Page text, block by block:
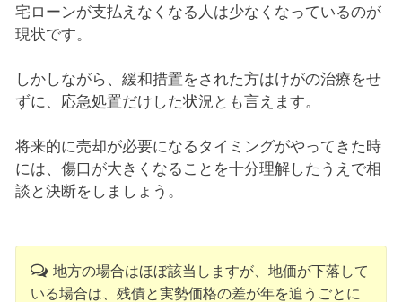
宅ローンが支払えなくなる人は少なくなっているのが
現状です。
しかしながら、緩和措置をされた方はけがの治療をせ
ずに、応急処置だけした状況とも言えます。
将来的に売却が必要になるタイミングがやってきた時
には、傷口が大きくなることを十分理解したうえで相
談と決断をしましょう。
地方の場合はほぼ該当しますが、地価が下落して
いる場合は、残債と実勢価格の差が年を追うごとに